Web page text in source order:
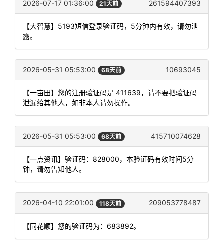
2026-07-17 01:36:00 21天前 261594407393
【大智慧】5193短信登录验证码，5分钟内有效，请勿泄
露。
2026-05-31 05:53:00 68天前 10693045
【一亩田】您的注册验证码是 411639，请不要把验证码
泄漏给其他人，如非本人请勿操作。
2026-05-31 05:53:00 68天前 415710074628
【一点资讯】验证码：828000，本验证码有效时间5分
钟，请勿告知他人。
2026-04-10 22:01:00 118天前 209053778487
【同花顺】您的验证码为：683892。